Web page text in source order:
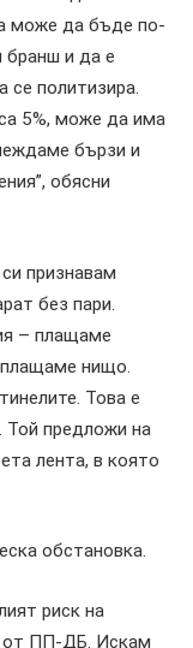
може да бъде по-
бранш и да е
се политизира.
5%, може да има
бързи и
обясни
признавам
без пари.
– плащаме
плащаме нищо.
Това е
Той предложи на
лента, в която
обстановка.
риск на
от ПП-ДБ. Искам